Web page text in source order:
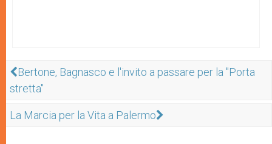
Bertone, Bagnasco e l'invito a passare per la "Porta
stretta"
La Marcia per la Vita a Palermo